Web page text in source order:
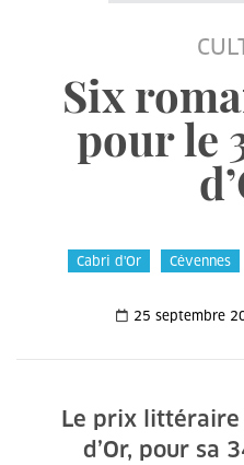
Six
pour le
Cabri d'Or Cévennes
25 septembre
Le prix littéraire
d’Or, pour sa